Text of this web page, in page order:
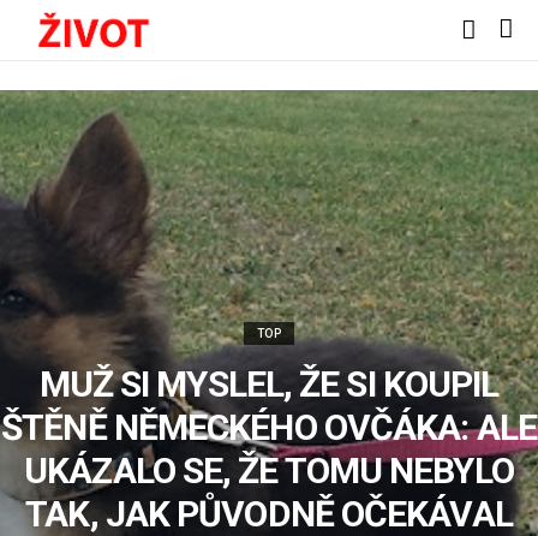
TOP
MUŽ SI MYSLEL, ŽE SI KOUPIL
ŠTĚNĚ NĚMECKÉHO OVČÁKA: ALE
UKÁZALO SE, ŽE TOMU NEBYLO
TAK, JAK PŮVODNĚ OČEKÁVAL